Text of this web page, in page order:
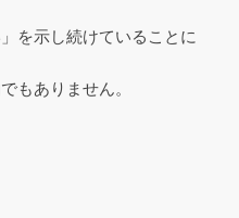
を示し続けていることに
もありません。